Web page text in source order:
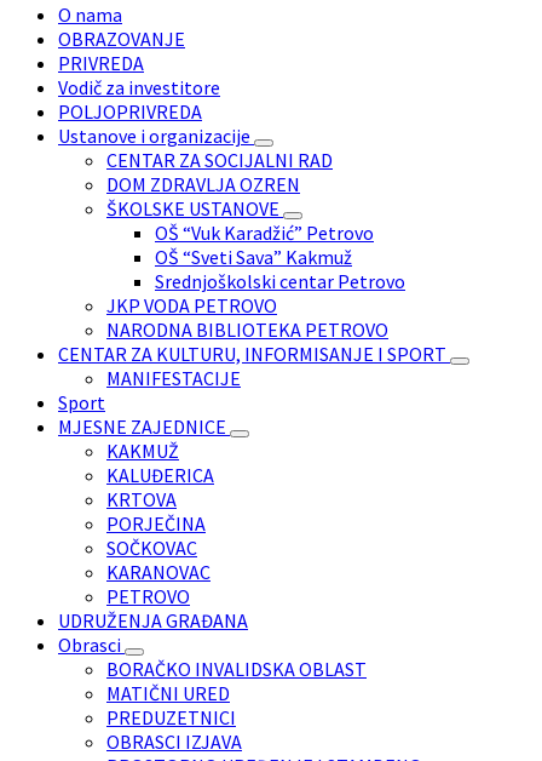
O nama
OBRAZOVANJE
PRIVREDA
Vodič za investitore
POLJOPRIVREDA
Ustanove i organizacije
CENTAR ZA SOCIJALNI RAD
DOM ZDRAVLJA OZREN
ŠKOLSKE USTANOVE
OŠ “Vuk Karadžić” Petrovo
OŠ “Sveti Sava” Kakmuž
Srednjoškolski centar Petrovo
JKP VODA PETROVO
NARODNA BIBLIOTEKA PETROVO
CENTAR ZA KULTURU, INFORMISANJE I SPORT
MANIFESTACIJE
Sport
MJESNE ZAJEDNICE
KAKMUŽ
KALUĐERICA
KRTOVA
PORJEČINA
SOČKOVAC
KARANOVAC
PETROVO
UDRUŽENJA GRAĐANA
Obrasci
BORAČKO INVALIDSKA OBLAST
MATIČNI URED
PREDUZETNICI
OBRASCI IZJAVA